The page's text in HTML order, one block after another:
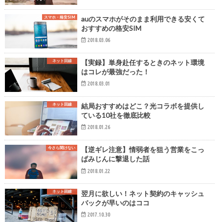
スマホ・格安SIM
auのスマホがそのまま利用できる安くて
おすすめの格安SIM
2018.03.06
ネット回線
【実録】単身赴任するときのネット環境
はコレが最強だった！
2018.03.01
ネット回線
結局おすすめはどこ？光コラボを提供し
ている10社を徹底比較
2018.01.26
今さら聞けない
【逆ギレ注意】情弱者を狙う営業をこっ
ぱみじんに撃退した話
2018.01.22
ネット回線
翌月に欲しい！ネット契約のキャッシュ
バックが早いのはココ
2017.10.30